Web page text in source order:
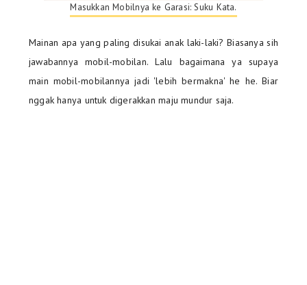
Masukkan Mobilnya ke Garasi: Suku Kata.
Mainan apa yang paling disukai anak laki-laki? Biasanya sih
jawabannya mobil-mobilan. Lalu bagaimana ya supaya
main mobil-mobilannya jadi 'lebih bermakna' he he. Biar
nggak hanya untuk digerakkan maju mundur saja.